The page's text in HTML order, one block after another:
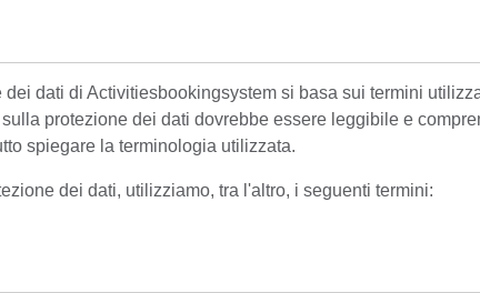
dati di Activitiesbookingsystem si basa sui termini
protezione dei dati dovrebbe essere leggibile e
spiegare la terminologia utilizzata.
dei dati, utilizziamo, tra l'altro, i seguenti termini: